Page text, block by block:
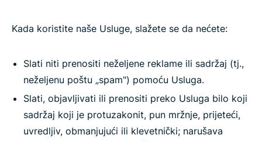
Kada koristite naše Usluge, slažete se da nećete:
Slati niti prenositi neželjene reklame ili sadržaj (tj.,
neželjenu poštu „spam") pomoću Usluga.
Slati, objavljivati ili prenositi preko Usluga bilo koji
sadržaj koji je protuzakonit, pun mržnje, prijeteći,
uvredljiv, obmanjujući ili klevetnički; narušava